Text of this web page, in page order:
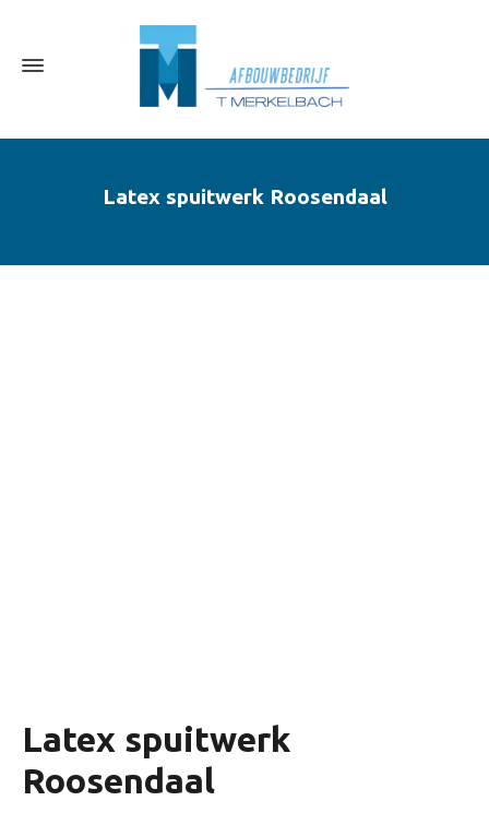
Latex spuitwerk Roosendaal
Latex spuitwerk
Roosendaal